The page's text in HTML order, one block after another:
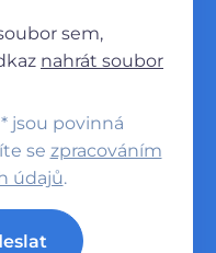
sem,
nahrát soubor
jsou povinná
se zpracováním
údajů.